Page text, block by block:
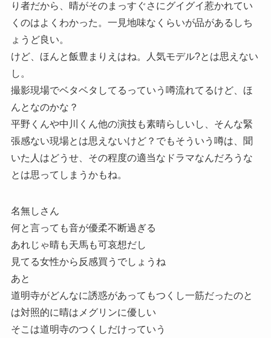
り者だから、晴がそのまっすぐさにグイグイ惹かれてい
くのはよくわかった。一見地味なくらいが品があるしち
ょうど良い。
けど、ほんと飯豊まりえはね。人気モデル?とは思えない
し。
撮影現場でベタベタしてるっていう噂流れてるけど、ほ
んとなのかな？
平野くんや中川くん他の演技も素晴らしいし、そんな緊
張感ない現場とは思えないけど？でもそういう噂は、聞
いた人はどうせ、その程度の適当なドラマなんだろうな
とは思ってしまうかもね。
名無しさん
何と言っても音が優柔不断過ぎる
あれじゃ晴も天馬も可哀想だし
見てる女性から反感買うでしょうね
あと
道明寺がどんなに誘惑があってもつくし一筋だったのと
は対照的に晴はメグリンに優しい
そこは道明寺のつくしだけっていう